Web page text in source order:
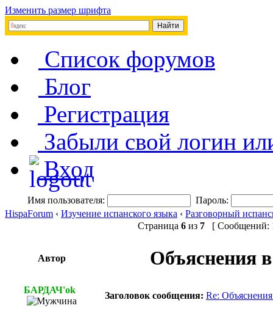
Изменить размер шрифта
Список форумов
Блог
Регистрация
Забыли свой логин
Вход
Имя пользователя:
Пароль:
HispaForum ‹ Изучение испанского языка ‹ Разговорный
Страница 6 из 7 [ Сообщений:
Автор Объяснения
БАРДАЧ'ok
Заголовок сообщения: Re: